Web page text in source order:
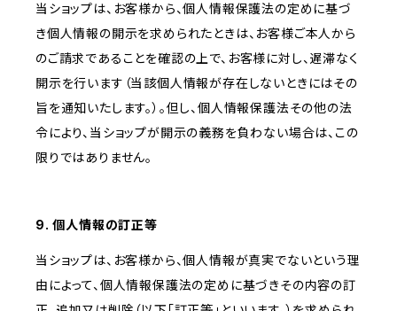
当ショップは、お客様から、個人情報保護法の定めに基づ
き個人情報の開示を求められたときは、お客様ご本人から
のご請求であることを確認の上で、お客様に対し、遅滞なく
開示を行います（当該個人情報が存在しないときにはその
旨を通知いたします。）。但し、個人情報保護法その他の法
令により、当ショップが開示の義務を負わない場合は、この
限りではありません。
9. 個人情報の訂正等
当ショップは、お客様から、個人情報が真実でないという理
由によって、個人情報保護法の定めに基づきその内容の訂